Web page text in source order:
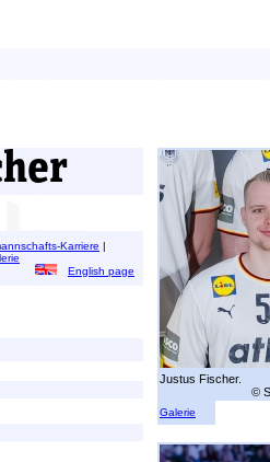
Karriere |
English page
Justus Fischer.
©
Galerie